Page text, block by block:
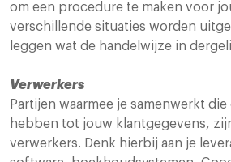
om een procedure te maken voor
verschillende situaties worden
leggen wat de handelwijze in
Verwerkers
Partijen waarmee je samenwerkt
hebben tot jouw klantgegevens,
verwerkers. Denk hierbij aan je